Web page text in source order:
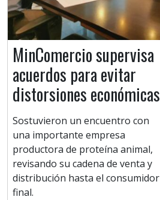
MinComercio supervisa
acuerdos para evitar
distorsiones económicas
Sostuvieron un encuentro con
una importante empresa
productora de proteína animal,
revisando su cadena de venta y
distribución hasta el consumidor
final.